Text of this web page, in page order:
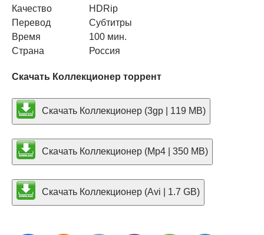
Качество
HDRip
Перевод
Субтитры
Время
100 мин.
Страна
Россия
Скачать Коллекционер торрент
Скачать Коллекционер (3gp | 119 MB)
Скачать Коллекционер (Mp4 | 350 MB)
Скачать Коллекционер (Avi | 1.7 GB)